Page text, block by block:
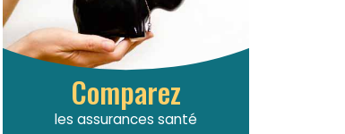
Comparez
les assurances santé